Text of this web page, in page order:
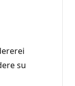
su